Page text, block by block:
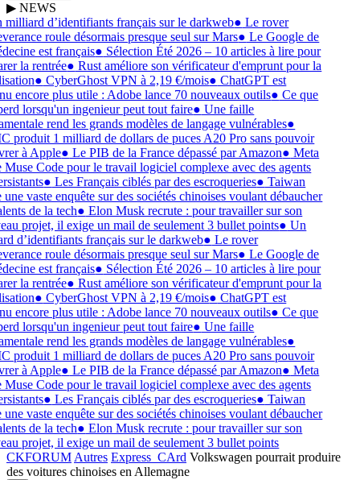
▶ NEWS
d’identifiants français sur le darkweb●Le rover
roule désormais presque seul sur Mars●Le Google de
est français●Sélection Été 2026 – 10 articles à lire pour
la rentrée●Rust améliore son vérificateur d'emprunt pour la
●CyberGhost VPN à 2,19 €/mois●ChatGPT est
encore plus utile : Adobe lance 70 nouveaux outils●Ce que
lorsqu'un ingenieur peut tout faire●Une faille
rend les grands modèles de langage vulnérables●
produit 1 milliard de dollars de puces A20 Pro sans pouvoir
à Apple●Le PIB de la France dépassé par Amazon●Meta
Code pour le travail logiciel complexe avec des agents
●Les Français ciblés par des escroqueries●Taiwan
vaste enquête sur des sociétés chinoises voulant débaucher
de la tech●Elon Musk recrute : pour travailler sur son
projet, il exige un mail de seulement 3 bullet points●Un
d’identifiants français sur le darkweb●Le rover
roule désormais presque seul sur Mars●Le Google de
est français●Sélection Été 2026 – 10 articles à lire pour
la rentrée●Rust améliore son vérificateur d'emprunt pour la
●CyberGhost VPN à 2,19 €/mois●ChatGPT est
encore plus utile : Adobe lance 70 nouveaux outils●Ce que
lorsqu'un ingenieur peut tout faire●Une faille
rend les grands modèles de langage vulnérables●
produit 1 milliard de dollars de puces A20 Pro sans pouvoir
à Apple●Le PIB de la France dépassé par Amazon●Meta
Code pour le travail logiciel complexe avec des agents
●Les Français ciblés par des escroqueries●Taiwan
vaste enquête sur des sociétés chinoises voulant débaucher
de la tech●Elon Musk recrute : pour travailler sur son
projet, il exige un mail de seulement 3 bullet points
CKFORUMAutres Express_CArd Volkswagen pourrait produire
des voitures chinoises en Allemagne